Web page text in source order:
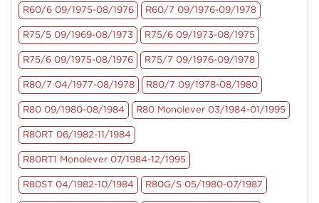
R60/6 09/1975-08/1976 R60/7 09/1976-09/1978
R75/5 09/1969-08/1973 R75/6 09/1973-08/1975
R75/6 09/1975-08/1976 R75/7 09/1976-09/1978
R80/7 04/1977-08/1978 R80/7 09/1978-08/1980
R80 09/1980-08/1984 R80 Monolever 03/1984-01/1995
R80RT 06/1982-11/1984
R80RT1 Monolever 07/1984-12/1995
R80ST 04/1982-10/1984 R80G/S 05/1980-07/1987